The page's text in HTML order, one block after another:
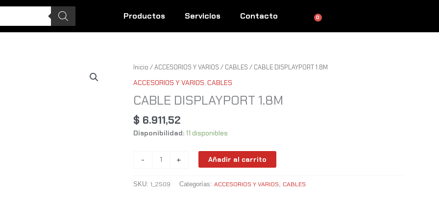
Productos Servicios Contacto 0
Cart
Inicio /ACCESORIOS Y VARIOS / CABLES / CABLE DISPLAYPORT 1.8M
ACCESORIOS Y VARIOS, CABLES
CABLE DISPLAYPORT 1.8M
$ 6.911,52
Disponibilidad: 11 disponibles
-
CABLE
cantidad
+ Añadir al carrito
SKU: 1_2509 Categorías: ACCESORIOS Y VARIOS, CABLES